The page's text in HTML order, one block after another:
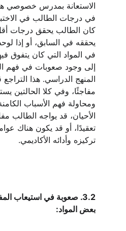
الاستعانة بمدرس خصوصي
في درجات الطالب في
كان الطالب يحقق درجات
يحققه في السابق، أو إذا
في المواد التي كان يتفوق
إلى وجود صعوبات في فهم
المنهج الدراسي. هذا التراجع
مفاجئًا، وفي كلا الحالتين
ومحاولة فهم الأسباب
الأحيان، قد يواجه الطالب
تعقيدًا، أو قد يكون هناك
تركيزه وأدائه الأكاديمي.
3.2. صعوبة في استيعاب
بعض المواد: